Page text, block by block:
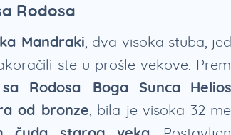
Rodosa
Mandraki, dva visoka stuba,
ste u prošle vekove.
Rodosa. Boga Sunca
od bronze, bila je visoka 32